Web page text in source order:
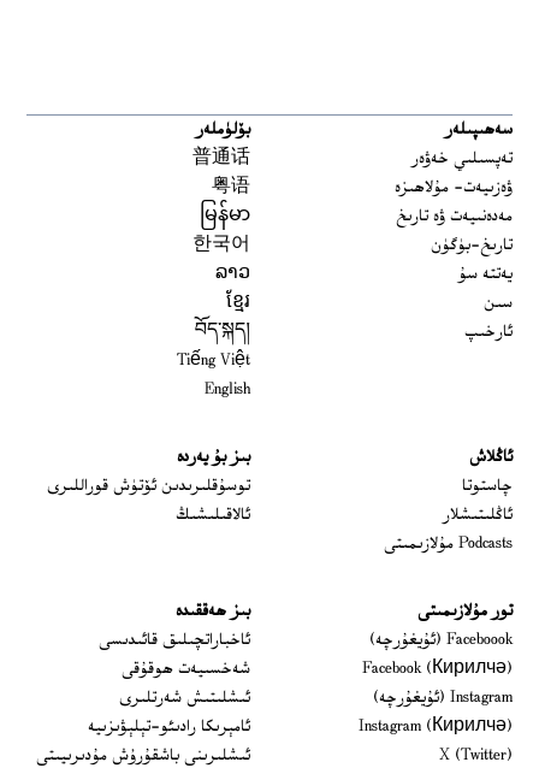
سەھىپىلەر
تەپسىلىي خەۋەر
ۋەزىيەت- مۇلاھىزە
مەدەنىيەت ۋە تارىخ
تارىخ-بۈگۈن
يەتتە سۇ
سىن
ئارخىپ
بۆلۈملەر
普通话
粤语
မြန်မာ
한국어
ລາວ
ខ្មែរ
བོད་སྐད།
Tiếng Việt
English
ئاڭلاش
چاستوتا
ئاڭلىتىشلار
Podcasts مۇلازىمىتى
بىز بۇ يەردە
توسۇقلىرىدىن ئۆتۈش قوراللىرى
ئالاقىلىشىڭ
تور مۇلازىمىتى
Faceboook (ئۇيغۇرچە)
Opens in new window
Facebook (Кирилчә)
Opens in new window
Instagram (ئۇيغۇرچە)
Opens in new window
Instagram (Кирилчә)
Opens in new window
X (Twitter)
بىز ھەققىدە
ئاخباراتچىلىق قائىدىسى
شەخسىيەت ھوقۇقى
ئىشلىتىش شەرتلىرى
ئامېرىكا رادىئو-تېلېۋىزىيە
ئىشلىرىنى باشقۇرۇش مۇدىرىيىتى